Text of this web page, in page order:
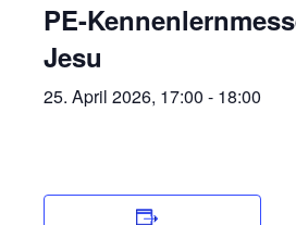
PE-
Jesu
25. April 2026, 17:00 - 18:00